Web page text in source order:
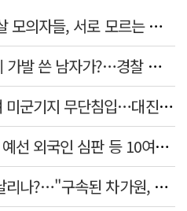
"정청래 죽이자" SNS 암살 모의자들, 서로 모르는 사이였다…檢송치
케리비안 베이 女탈의실에 가발 쓴 남자가?…경찰 추적 중
"호남반도체 방해 말라"며 미군기지 무단침입…대진연 회원 3명 '구속'
축구협회, 15년 전 월드컵 예선 외국인 심판 등 10여명에 '성 접대'
이승기, 전세금 105억원 날리나?…"구속된 차가원, 형사 범죄 영역"